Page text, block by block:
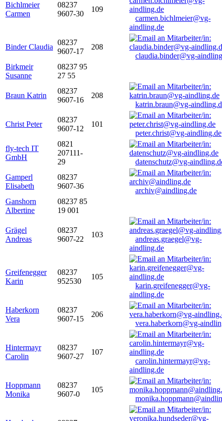
Bichlmeier
Carmen
08237
9607-30
109
carmen.bichlmeier@vg-
aindling.de
Binder Claudia
08237
9607-17
208
claudia.binder@vg-
Birkmeir
Susanne
08237 95
27 55
Braun Katrin
08237
9607-16
208
katrin.braun@vg-
Christ Peter
08237
9607-12
101
peter.christ@vg-aindling.de
fly-tech IT
GmbH
0821
207111-
29
datenschutz@vg-
Gamperl
Elisabeth
08237
9607-36
archiv@aindling.de
Ganshorn
Albertine
08237 85
19 001
Grägel
Andreas
08237
9607-22
103
andreas.graegel@vg-
aindling.de
Greifenegger
Karin
08237
952530
105
karin.greifenegger@vg-
aindling.de
Haberkorn
Vera
08237
9607-15
206
vera.haberkorn@vg-
Hintermayr
Carolin
08237
9607-27
107
carolin.hintermayr@vg-
aindling.de
Hoppmann
Monika
08237
9607-0
105